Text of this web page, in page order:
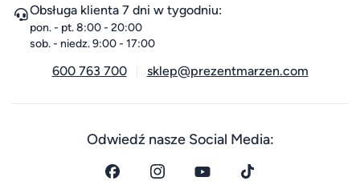
Obsługa klienta 7 dni w tygodniu:
pon. - pt. 8:00 - 20:00
sob. - niedz. 9:00 - 17:00
600 763 700 sklep@prezentmarzen.com
Odwiedź nasze Social Media: